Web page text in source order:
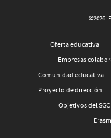
©2026
Oferta educativa
Empresas
Comunidad educativa
Proyecto de dirección
Objetivos del SGC